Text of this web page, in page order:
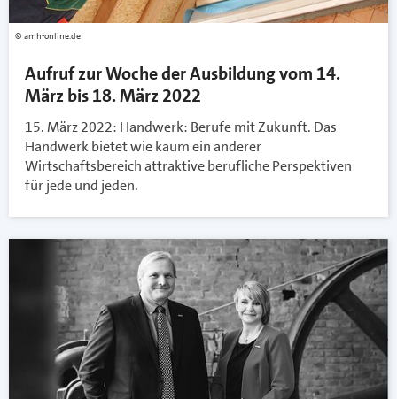
amh-online.de
Aufruf zur Woche der Ausbildung vom 14.
März bis 18. März 2022
15. März 2022: Handwerk: Berufe mit Zukunft. Das
Handwerk bietet wie kaum ein anderer
Wirtschaftsbereich attraktive berufliche Perspektiven
für jede und jeden.